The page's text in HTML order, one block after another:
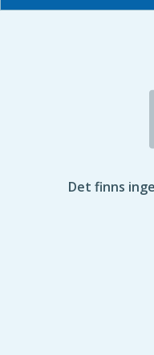
Det finns